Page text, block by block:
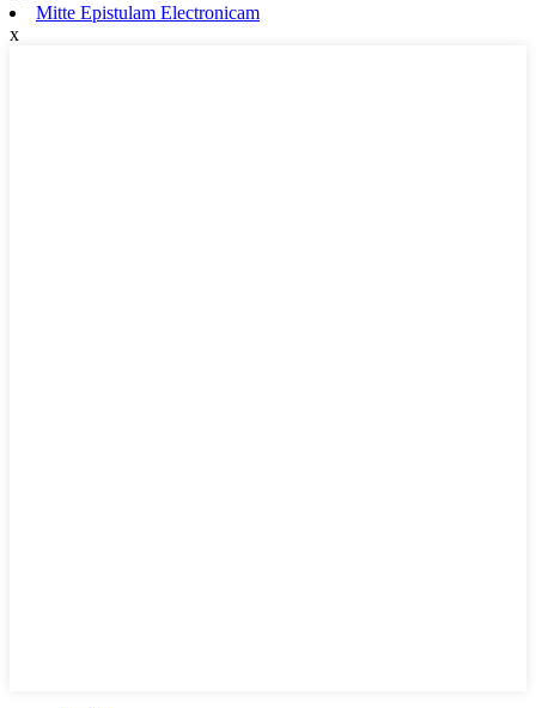
Mitte Epistulam Electronicam
x